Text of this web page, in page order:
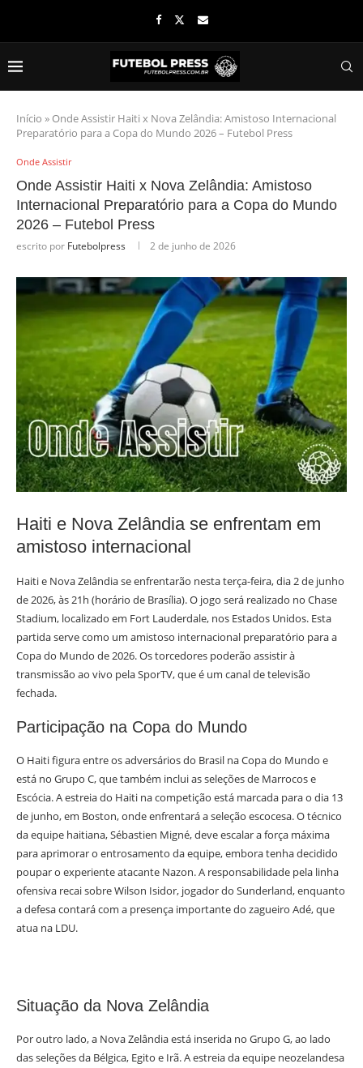
Início » Onde Assistir Haiti x Nova Zelândia: Amistoso Internacional
Preparatório para a Copa do Mundo 2026 – Futebol Press
Onde Assistir
Onde Assistir Haiti x Nova Zelândia: Amistoso
Internacional Preparatório para a Copa do Mundo
2026 – Futebol Press
escrito por Futebolpress 2 de junho de 2026
Haiti e Nova Zelândia se enfrentam em
amistoso internacional
Haiti e Nova Zelândia se enfrentarão nesta terça-feira, dia 2 de junho
de 2026, às 21h (horário de Brasília). O jogo será realizado no Chase
Stadium, localizado em Fort Lauderdale, nos Estados Unidos. Esta
partida serve como um amistoso internacional preparatório para a
Copa do Mundo de 2026. Os torcedores poderão assistir à
transmissão ao vivo pela SporTV, que é um canal de televisão
fechada.
Participação na Copa do Mundo
O Haiti figura entre os adversários do Brasil na Copa do Mundo e
está no Grupo C, que também inclui as seleções de Marrocos e
Escócia. A estreia do Haiti na competição está marcada para o dia 13
de junho, em Boston, onde enfrentará a seleção escocesa. O técnico
da equipe haitiana, Sébastien Migné, deve escalar a força máxima
para aprimorar o entrosamento da equipe, embora tenha decidido
poupar o experiente atacante Nazon. A responsabilidade pela linha
ofensiva recai sobre Wilson Isidor, jogador do Sunderland, enquanto
a defesa contará com a presença importante do zagueiro Adé, que
atua na LDU.
Situação da Nova Zelândia
Por outro lado, a Nova Zelândia está inserida no Grupo G, ao lado
das seleções da Bélgica, Egito e Irã. A estreia da equipe neozelandesa